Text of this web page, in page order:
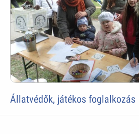
Állatvédők, játékos foglalkozás